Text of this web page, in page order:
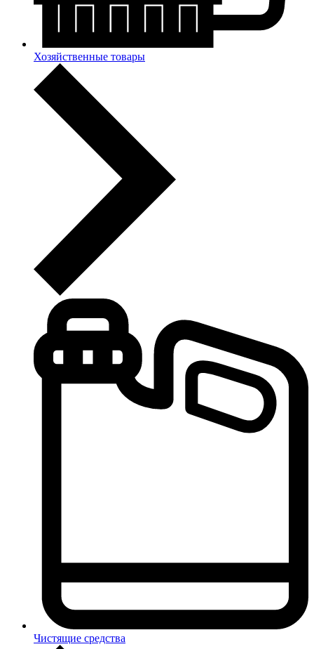
Хозяйственные товары
Чистящие средства